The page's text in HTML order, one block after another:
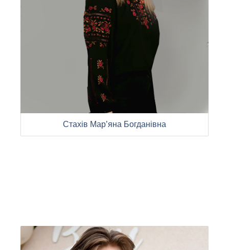
Стахів Мар’яна Богданівна